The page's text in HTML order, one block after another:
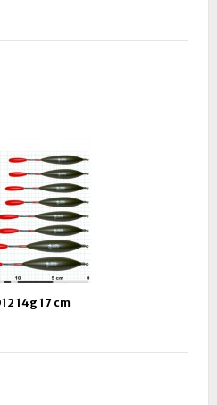
14g 17 cm